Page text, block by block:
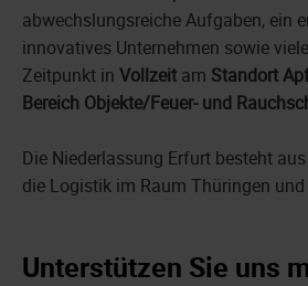
abwechslungsreiche Aufgaben, ein
innovatives Unternehmen sowie
Zeitpunkt in Vollzeit am Standort
Bereich Objekte/Feuer- und
Die Niederlassung Erfurt besteht
die Logistik im Raum Thüringen
Unterstützen Sie uns